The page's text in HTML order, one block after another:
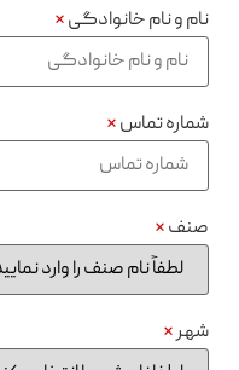
نام و نام خانوادگی*
شماره تماس*
صنف*
شهر*